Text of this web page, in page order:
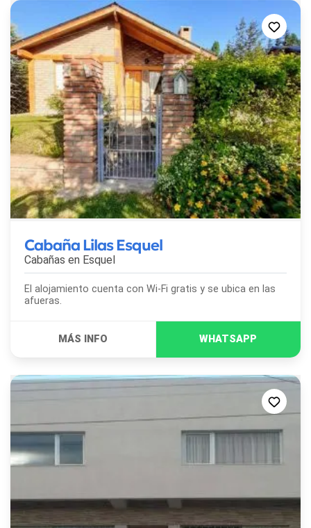
Cabaña Lilas Esquel
Cabañas en Esquel
El alojamiento cuenta con Wi-Fi gratis y se ubica en las
afueras.